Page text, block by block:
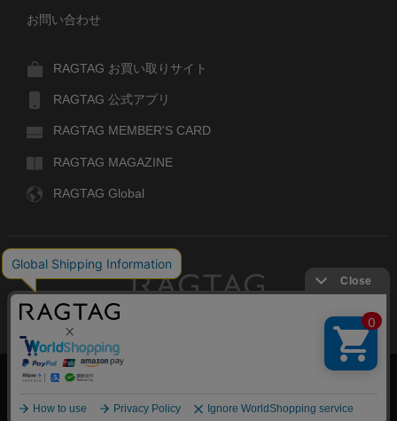
お問い合わせ
RAGTAG お買い取りサイト
RAGTAG 公式アプリ
RAGTAG MEMBER'S CARD
RAGTAG MAGAZINE
RAGTAG Global
デザイナーズブランドのユーズド・セレクトショップ
COPYRIGHT© TIN PAN ALLEY CO., LTD. ALL RIGHTS RESERVED.